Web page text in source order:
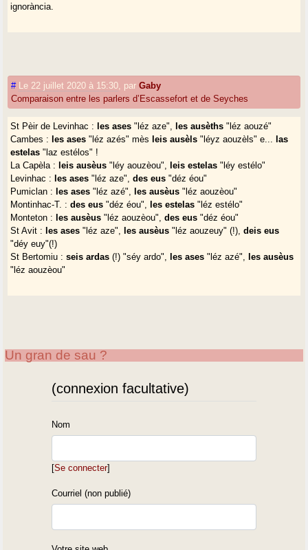
ignorància.
# Le 22 juillet 2020 à 15:30 parGaby
Comparaison entre les parlers d’Escassefort et de Seyches
St Pèir de Levinhac : les ases "léz aze", les ausèths "léz aouzé"
Cambes : les ases "léz azés" mès leis ausèls "léyz aouzèls" e...
las
estelas "laz estélos" !
La Capèla : leis ausèus "léy aouzèou", leis estelas "léy estélo"
Levinhac : les ases "léz aze",des eus "déz éou"
Pumiclan : les ases "léz azé", les ausèus "léz aouzèou"
Montinhac-T. :des eus "déz éou", les estelas "léz estélo"
Monteton : les ausèus "léz aouzèou",des eus "déz éou"
St Avit : les ases "léz aze", les ausèus "léz aouzeuy" (!),deis eus
"déy euy"(!)
St Bertomiu :seis ardas (!) "séy ardo", les ases "léz azé",
les ausèus
"léz aouzèou"
Un gran de sau ?
(connexion facultative)
Nom
[Se connecter]
Courriel (non publié)